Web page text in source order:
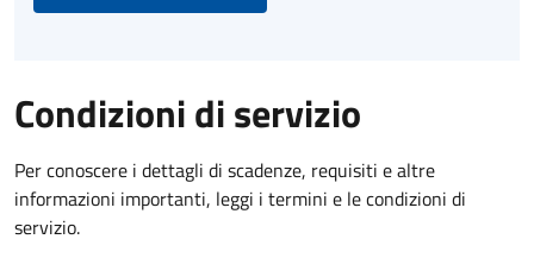
Condizioni di servizio
Per conoscere i dettagli di scadenze, requisiti e altre
informazioni importanti, leggi i termini e le condizioni di
servizio.